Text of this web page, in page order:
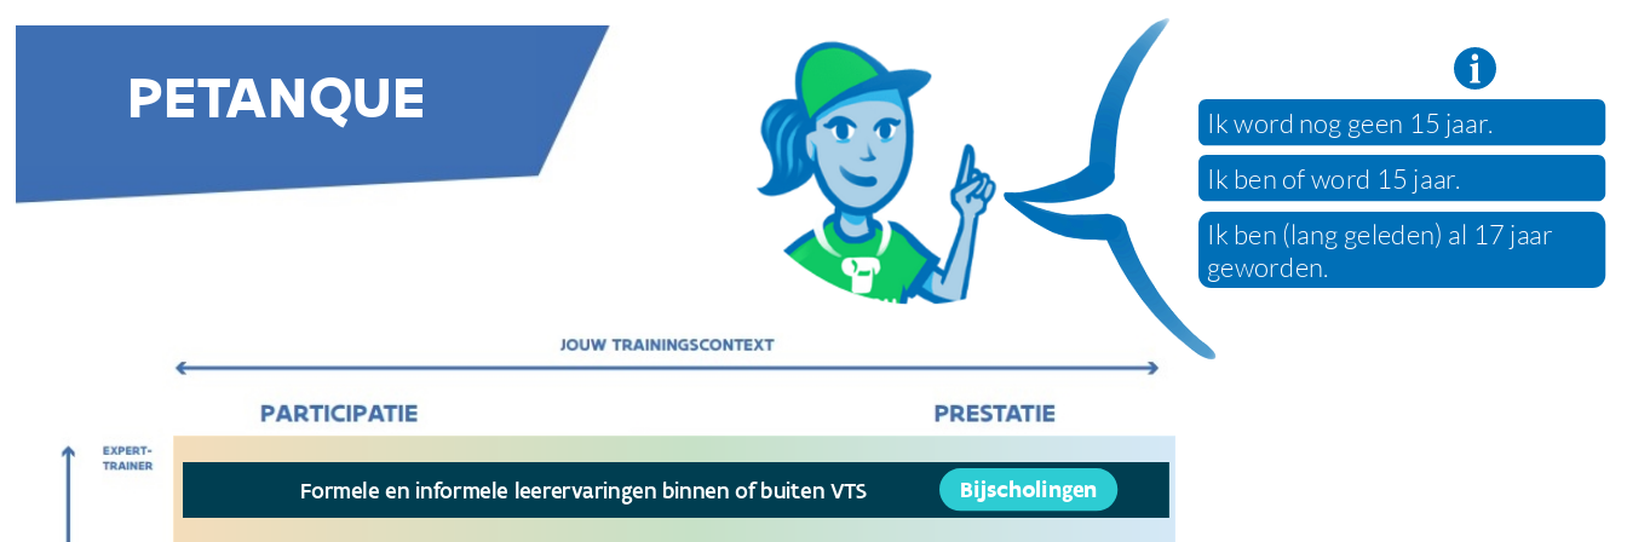
PETANQUE
  	Formele en informele leerervaringen binnen of buiten VTS
P
Formele en informele leerervaringen binnen of buiten VTS Bischli
Ik word nog geen 15 jaar.
Ik ben of word 15 jaar.
Ik ben (lang geleden) al 17 jaar
geworden.